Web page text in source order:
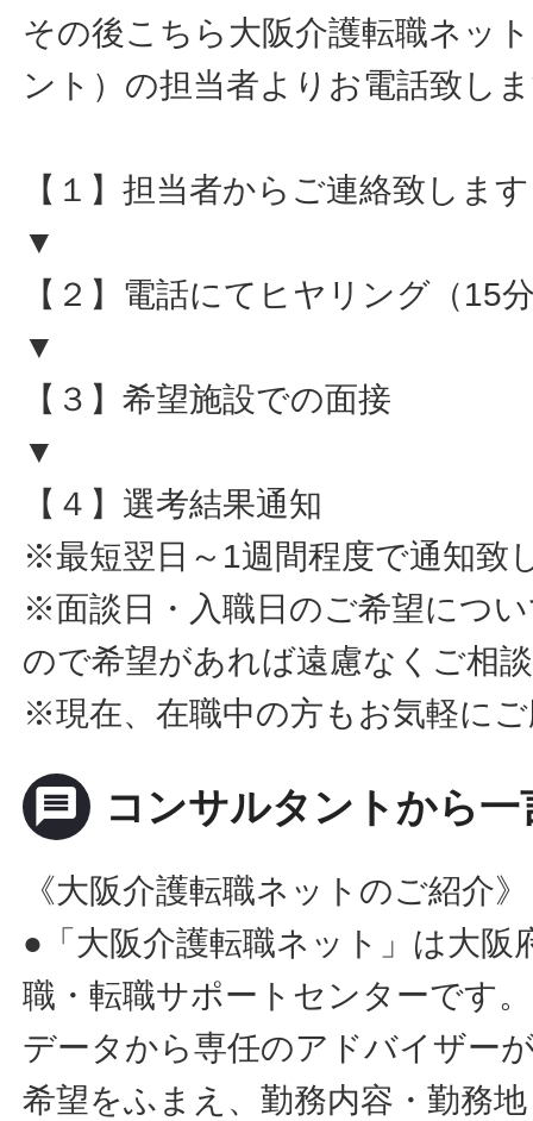
その後こちら大阪介護転職ネッ
ント）の担当者よりお電話致し
【１】担当者からご連絡致します
▼
【２】電話にてヒヤリング（15
▼
【３】希望施設での面接
▼
【４】選考結果通知
※最短翌日～1週間程度で通知致
※面談日・入職日のご希望につ
ので希望があれば遠慮なくご相
※現在、在職中の方もお気軽に
message コンサルタントから一
《大阪介護転職ネットのご紹介》
●「大阪介護転職ネット」は大阪
職・転職サポートセンターです
データから専任のアドバイザー
希望をふまえ、勤務内容・勤務